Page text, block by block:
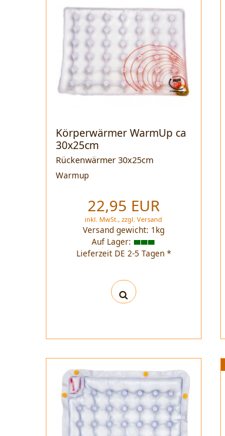
Körperwärmer WarmUp ca
30x25cm
Rückenwärmer 30x25cm
Warmup
22,95 EUR
inkl. MwSt., zzgl.Versand
Versand gewicht: 1 kg
Auf Lager:
Lieferzeit DE 2-5 Tagen *